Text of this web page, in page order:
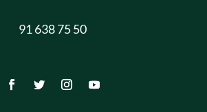
91 638 75 50